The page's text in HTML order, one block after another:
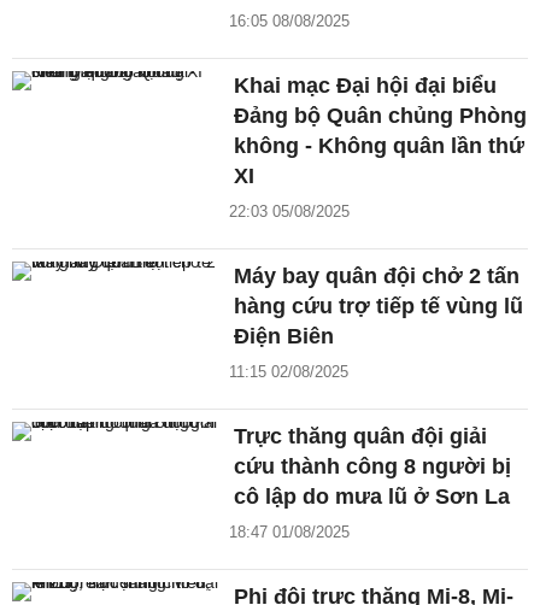
16:05 08/08/2025
Khai mạc Đại hội đại biểu
Đảng bộ Quân chủng Phòng
không - Không quân lần thứ
XI
22:03 05/08/2025
Máy bay quân đội chở 2 tấn
hàng cứu trợ tiếp tế vùng lũ
Điện Biên
11:15 02/08/2025
Trực thăng quân đội giải
cứu thành công 8 người bị
cô lập do mưa lũ ở Sơn La
18:47 01/08/2025
Phi đội trực thăng Mi-8, Mi-